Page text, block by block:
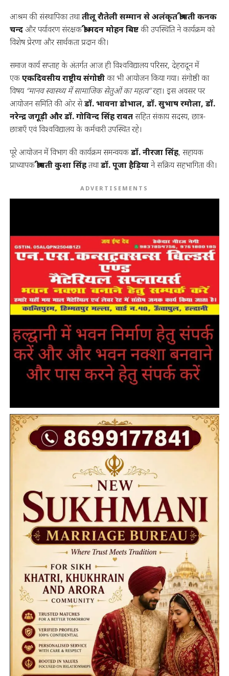
आश्रम की संस्थापिका तथातीलू रौतेली सम्मान से अलंकृत श्रीमती कनक
चन्दऔर पर्यावरण संरक्षकश्री मदन मोहन बिष्टकी उपस्थिति ने कार्यक्रम को
विशेष प्रेरणा और सार्थकता प्रदान की।
समाज कार्य सप्ताह के अंतर्गत आज ही विश्वविद्यालय परिसर, देहरादून में
एकएकदिवसीय राष्ट्रीय संगोष्ठीका भी आयोजन किया गया। संगोष्ठी का
विषय “मानव स्वास्थ्य में सामाजिक सेतुओं का महत्व”रहा। इस अवसर पर
आयोजन समिति की ओर सेडॉ. भावना डोभाल, डॉ. सुभाष रमोला, डॉ.
नरेन्द्र जगूड़ी और डॉ. गोविन्द सिंह रावतसहित संकाय सदस्य, छात्र-
छात्राएँ एवं विश्वविद्यालय के कर्मचारी उपस्थित रहे।
पूरे आयोजन में विभाग की कार्यक्रम समन्वयकडॉ. नीरजा सिंह, सहायक
प्राध्यापकश्रीमती कुशा सिंहतथाडॉ. पूजा हैड़ियाने सक्रिय सहभागिता की।
ADVERTISEMENTS